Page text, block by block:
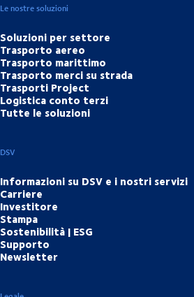
Le nostre soluzioni
Soluzioni per settore
Trasporto aereo
Trasporto marittimo
Trasporto merci su strada
Trasporti Project
Logistica conto terzi
Tutte le soluzioni
DSV
Informazioni su DSV e i nostri servizi
Carriere
Investitore
Stampa
Sostenibilità | ESG
Supporto
Newsletter